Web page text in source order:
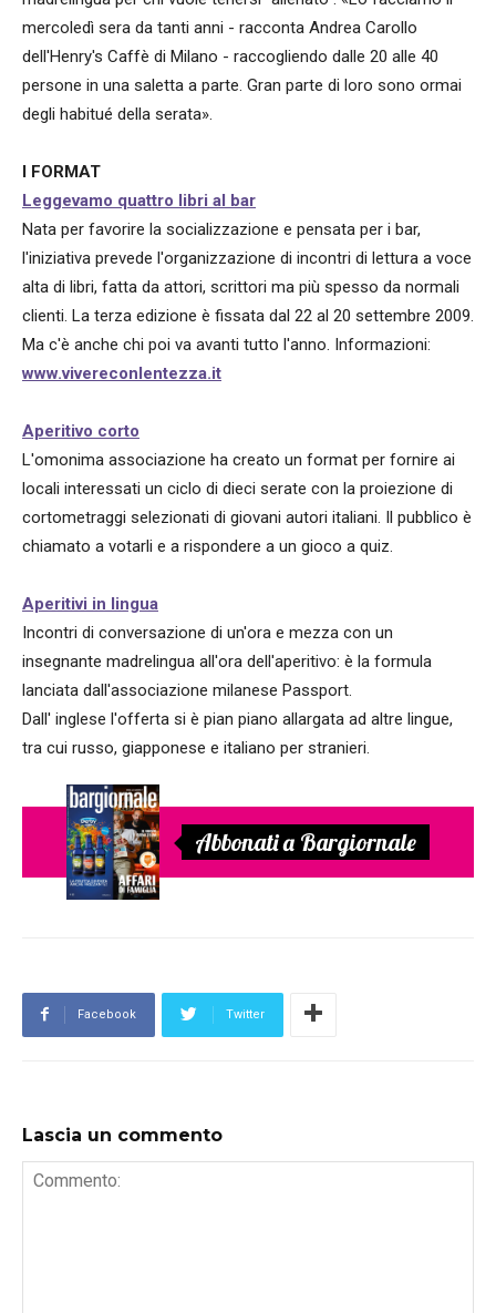
mercoledì sera da tanti anni - racconta Andrea Carollo
dell'Henry's Caffè di Milano - raccogliendo dalle 20 alle 40
persone in una saletta a parte. Gran parte di loro sono ormai
degli habitué della serata».
I FORMAT
Leggevamo quattro libri al bar
Nata per favorire la socializzazione e pensata per i bar,
l'iniziativa prevede l'organizzazione di incontri di lettura a voce
alta di libri, fatta da attori, scrittori ma più spesso da normali
clienti. La terza edizione è fissata dal 22 al 20 settembre 2009.
Ma c'è anche chi poi va avanti tutto l'anno. Informazioni:
www.vivereconlentezza.it
Aperitivo corto
L'omonima associazione ha creato un format per fornire ai
locali interessati un ciclo di dieci serate con la proiezione di
cortometraggi selezionati di giovani autori italiani. Il pubblico è
chiamato a votarli e a rispondere a un gioco a quiz.
Aperitivi in lingua
Incontri di conversazione di un'ora e mezza con un
insegnante madrelingua all'ora dell'aperitivo: è la formula
lanciata dall'associazione milanese Passport.
Dall' inglese l'offerta si è pian piano allargata ad altre lingue,
tra cui russo, giapponese e italiano per stranieri.
Abbonati a Bargiornale
Facebook Twitter
Lascia un commento